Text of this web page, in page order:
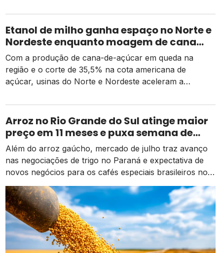
Etanol de milho ganha espaço no Norte e
Nordeste enquanto moagem de cana
recua e tarifa dos EUA pressiona usinas
Com a produção de cana-de-açúcar em queda na
região e o corte de 35,5% na cota americana de
açúcar, usinas do Norte e Nordeste aceleram a
de receita e competitividade.
Arroz no Rio Grande do Sul atinge maior
preço em 11 meses e puxa semana de
valorização no campo
Além do arroz gaúcho, mercado de julho traz avanço
nas negociações de trigo no Paraná e expectativa de
novos negócios para os cafés especiais brasileiros no
exterior